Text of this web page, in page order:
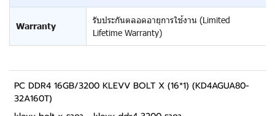
Warranty
รับประกันตลอดอายุการใช้งาน (Limited
Lifetime Warranty)
PC DDR4 16GB/3200 KLEVV BOLT X (16*1) (KD4AGUA80-
32A160T)